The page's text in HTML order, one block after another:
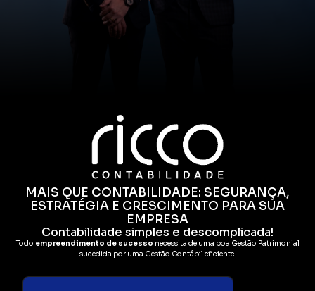
MAIS QUE CONTABILIDADE: SEGURANÇA,
ESTRATÉGIA E CRESCIMENTO PARA SUA
EMPRESA
Contabilidade simples e descomplicada!
Todo empreendimento de sucesso necessita de uma boa Gestão Patrimonial
sucedida por uma Gestão Contábil eficiente.